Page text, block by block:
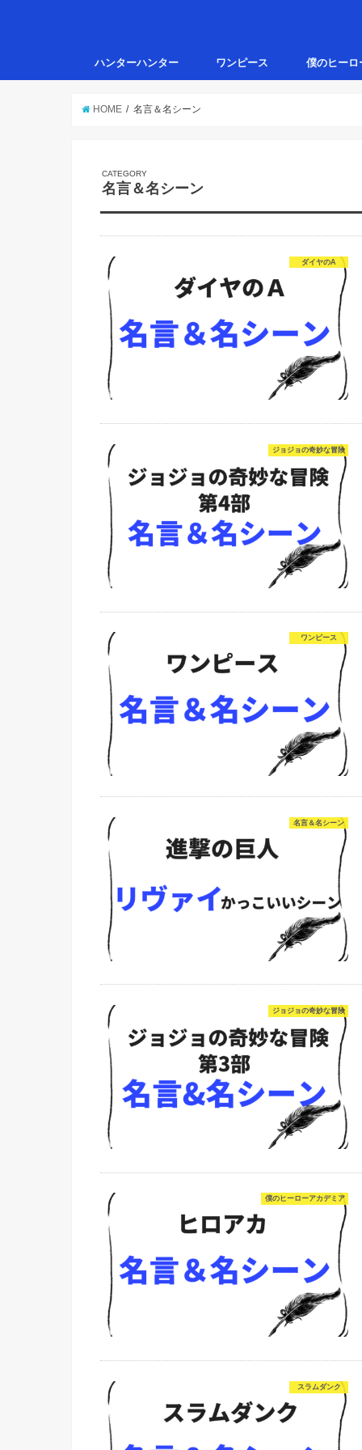
ハンターハンター ワンピース 僕のヒーロ
HOME 名言＆名シーン
名言＆名シーン
ダイヤのA
ジョジョの奇妙な冒険
ワンピース
名言＆名シーン
ジョジョの奇妙な冒険
僕のヒーローアカデミア
スラムダンク